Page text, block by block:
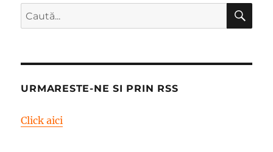
Caută
după:
URMARESTE-NE SI PRIN RSS
Click aici